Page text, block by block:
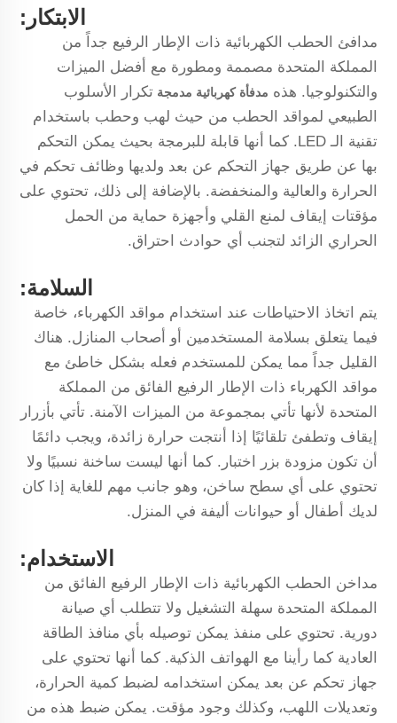
الابتكار:
مدافئ الحطب الكهربائية ذات الإطار الرفيع جداً من
المملكة المتحدة مصممة ومطورة مع أفضل الميزات
والتكنولوجيا. هذه مدفأة كهربائية مدمجة تكرار الأسلوب
الطبيعي لمواقد الحطب من حيث لهب وحطب باستخدام
تقنية الـ LED. كما أنها قابلة للبرمجة بحيث يمكن التحكم
بها عن طريق جهاز التحكم عن بعد ولديها وظائف تحكم في
الحرارة والعالية والمنخفضة. بالإضافة إلى ذلك، تحتوي على
مؤقتات إيقاف لمنع القلي وأجهزة حماية من الحمل
الحراري الزائد لتجنب أي حوادث احتراق.
السلامة:
يتم اتخاذ الاحتياطات عند استخدام مواقد الكهرباء، خاصة
فيما يتعلق بسلامة المستخدمين أو أصحاب المنازل. هناك
القليل جداً مما يمكن للمستخدم فعله بشكل خاطئ مع
مواقد الكهرباء ذات الإطار الرفيع الفائق من المملكة
المتحدة لأنها تأتي بمجموعة من الميزات الآمنة. تأتي بأزرار
إيقاف وتطفئ تلقائيًا إذا أنتجت حرارة زائدة، ويجب دائمًا
أن تكون مزودة بزر اختبار. كما أنها ليست ساخنة نسبيًا ولا
تحتوي على أي سطح ساخن، وهو جانب مهم للغاية إذا كان
لديك أطفال أو حيوانات أليفة في المنزل.
الاستخدام:
مداخن الحطب الكهربائية ذات الإطار الرفيع الفائق من
المملكة المتحدة سهلة التشغيل ولا تتطلب أي صيانة
دورية. تحتوي على منفذ يمكن توصيله بأي منافذ الطاقة
العادية كما رأينا مع الهواتف الذكية. كما أنها تحتوي على
جهاز تحكم عن بعد يمكن استخدامه لضبط كمية الحرارة،
وتعديلات اللهب، وكذلك وجود مؤقت. يمكن ضبط هذه من